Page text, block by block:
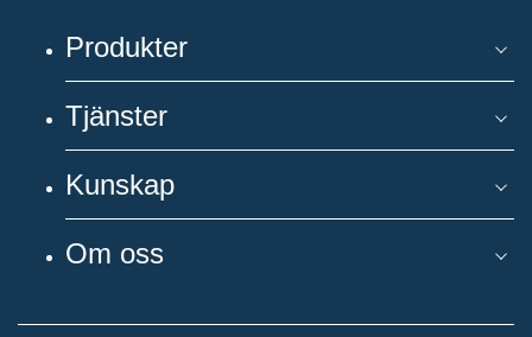
Produkter
Tjänster
Kunskap
Om oss